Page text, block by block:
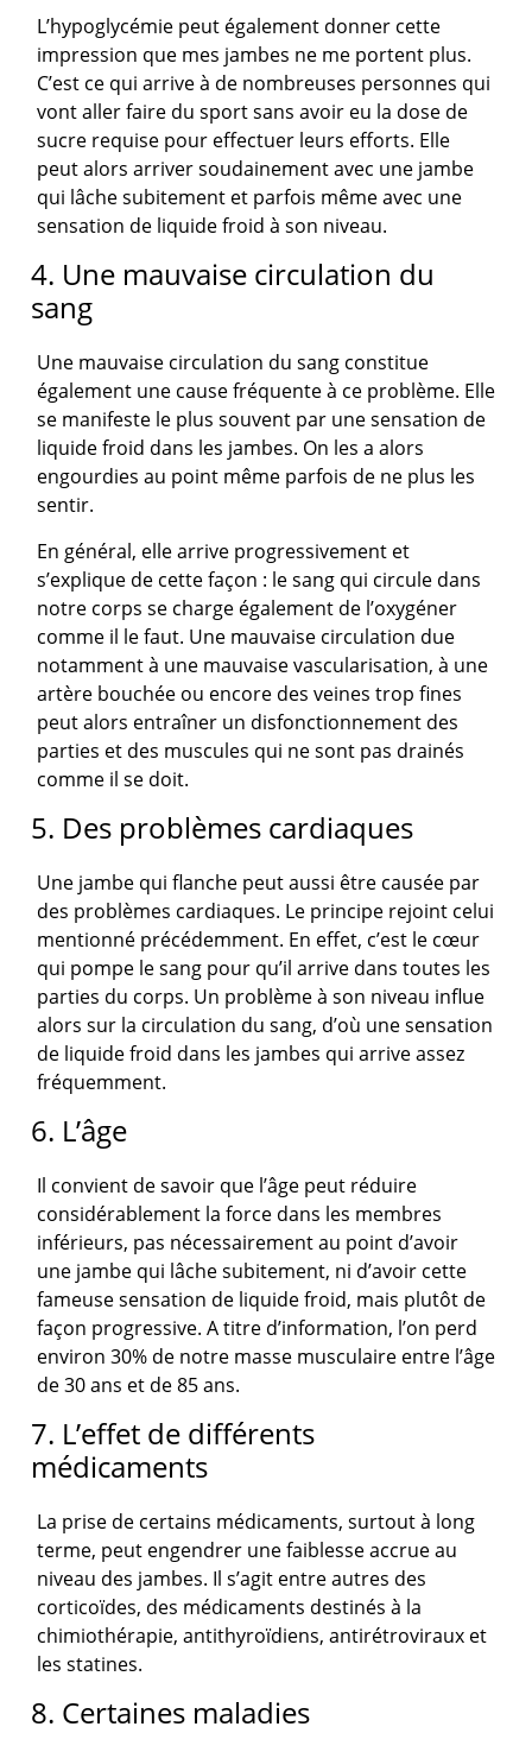
L’hypoglycémie peut également donner cette
impression que mes jambes ne me portent plus.
C’est ce qui arrive à de nombreuses personnes qui
vont aller faire du sport sans avoir eu la dose de
sucre requise pour effectuer leurs efforts. Elle
peut alors arriver soudainement avec une jambe
qui lâche subitement et parfois même avec une
sensation de liquide froid à son niveau.
4. Une mauvaise circulation du
sang
Une mauvaise circulation du sang constitue
également une cause fréquente à ce problème. Elle
se manifeste le plus souvent par une sensation de
liquide froid dans les jambes. On les a alors
engourdies au point même parfois de ne plus les
sentir.
En général, elle arrive progressivement et
s’explique de cette façon : le sang qui circule dans
notre corps se charge également de l’oxygéner
comme il le faut. Une mauvaise circulation due
notamment à une mauvaise vascularisation, à une
artère bouchée ou encore des veines trop fines
peut alors entraîner un disfonctionnement des
parties et des muscules qui ne sont pas drainés
comme il se doit.
5. Des problèmes cardiaques
Une jambe qui flanche peut aussi être causée par
des problèmes cardiaques. Le principe rejoint celui
mentionné précédemment. En effet, c’est le cœur
qui pompe le sang pour qu’il arrive dans toutes les
parties du corps. Un problème à son niveau influe
alors sur la circulation du sang, d’où une sensation
de liquide froid dans les jambes qui arrive assez
fréquemment.
6. L’âge
Il convient de savoir que l’âge peut réduire
considérablement la force dans les membres
inférieurs, pas nécessairement au point d’avoir
une jambe qui lâche subitement, ni d’avoir cette
fameuse sensation de liquide froid, mais plutôt de
façon progressive. A titre d’information, l’on perd
environ 30% de notre masse musculaire entre l’âge
de 30 ans et de 85 ans.
7. L’effet de différents
médicaments
La prise de certains médicaments, surtout à long
terme, peut engendrer une faiblesse accrue au
niveau des jambes. Il s’agit entre autres des
corticoïdes, des médicaments destinés à la
chimiothérapie, antithyroïdiens, antirétroviraux et
les statines.
8. Certaines maladies